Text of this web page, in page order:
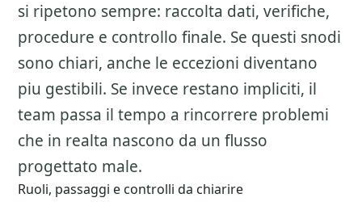
si ripetono sempre: raccolta dati, verifiche,
procedure e controllo finale. Se questi snodi
sono chiari, anche le eccezioni diventano
piu gestibili. Se invece restano impliciti, il
team passa il tempo a rincorrere problemi
che in realta nascono da un flusso
progettato male.
Ruoli, passaggi e controlli da chiarire